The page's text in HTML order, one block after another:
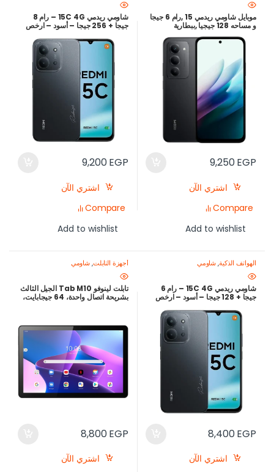
موبايل شاومي ريدمي 15 ,رام 6 جيجا
و مساحه 128 جيجيا ,ببطارية
أرخص سعر في مصر
9,250EGP
اشتري الآن
Compare
Add to wishlist
شاومي ريدمي 15C 4G – رام 8
جيجا + 256 جيجا – أسود – ارخص
9,200EGP
اشتري الآن
Compare
Add to wishlist
الهواتف الذكية,شاومي
شاومي ريدمي 15C 4G – رام 6
جيجا + 128 جيجا – أسود – ارخص
8,400EGP
اشتري الآن
أجهزة التابلت,شاومي
تابلت لينوفو Tab M10 الجيل الثالث
بشريحة اتصال واحدة، 64 جيجابايت،
8,800EGP
اشتري الآن